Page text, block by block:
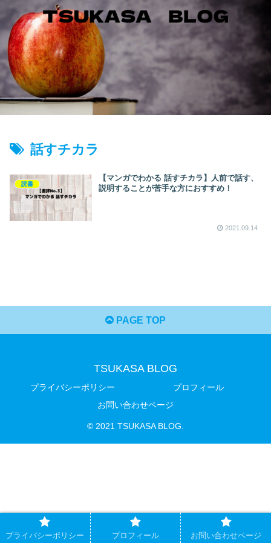
話すチカラ
読書
【マンガでわかる 話すチカラ】人前で話す、
説明することが苦手な方におすすめ！
2021.09.14
PAGE TOP
TSUKASA BLOG
プライバシーポリシー
プロフィール
お問い合わせページ
© 2021 TSUKASA BLOG.
プライバシーポリシー プロフィール お問い合わせページ